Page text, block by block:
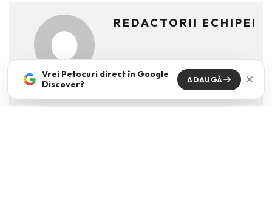
REDACTORII ECHIPEI
Vrei Petocuri direct în Google
Discover?
ADAUGĂ